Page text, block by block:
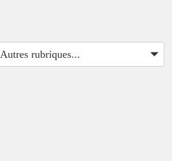
Autres rubriques...